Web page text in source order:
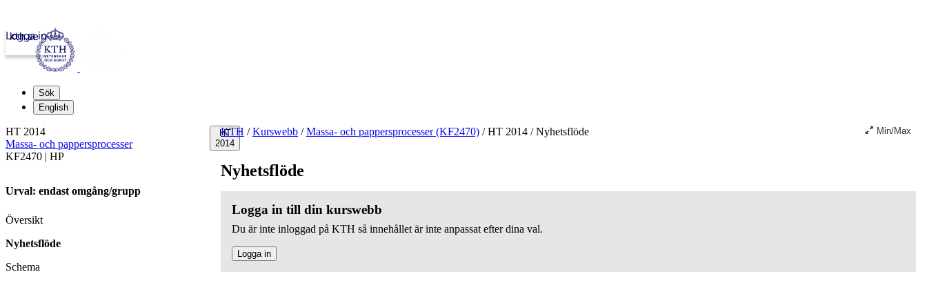
kth.se
Logga in
Sök
English
HT
2014
KTH / Kurswebb / Massa- och pappersprocesser (KF2470) /HT 2014 /Nyhetsflöde Min/Max
Nyhetsflöde
Logga in till din kurswebb
Du är inte inloggad på KTH så innehållet är inte anpassat efter dina val.
Logga in
HT 2014
Massa- och pappersprocesser
KF2470 | HP
Urval: endast omgång/grupp
Översikt
Nyhetsflöde
Schema